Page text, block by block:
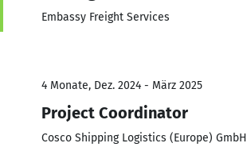
Embassy Freight Services
4 Monate, Dez. 2024 - März 2025
Project Coordinator
Cosco Shipping Logistics (Europe) GmbH